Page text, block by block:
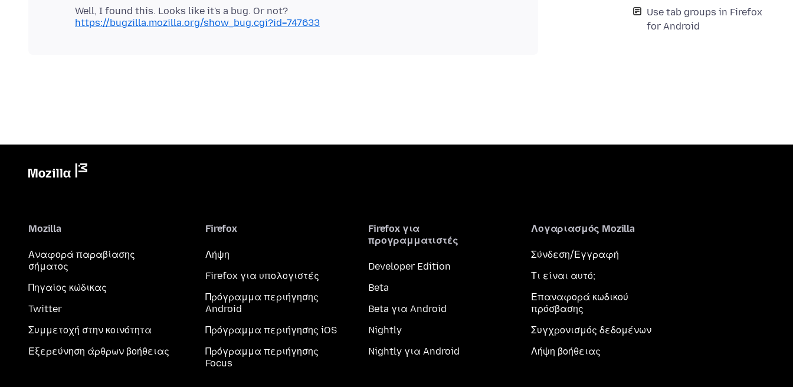
Use tab groups in Firefox
for Android
https://bugzilla.mozilla.org/show_bug.cgi?id=747633
Mozilla
Αναφορά παραβίασης
σήματος
Πηγαίος κώδικας
Twitter
Συμμετοχή στην κοινότητα
Εξερεύνηση άρθρων βοήθειας
Firefox
Λήψη
Firefox για υπολογιστές
Πρόγραμμα περιήγησης
Android
Πρόγραμμα περιήγησης iOS
Πρόγραμμα περιήγησης
Focus
Firefox για
προγραμματιστές
Developer Edition
Beta
Beta για Android
Nightly
Nightly για Android
Λογαριασμός Mozilla
Σύνδεση/Εγγραφή
Τι είναι αυτό;
Επαναφορά κωδικού
πρόσβασης
Συγχρονισμός δεδομένων
Λήψη βοήθειας